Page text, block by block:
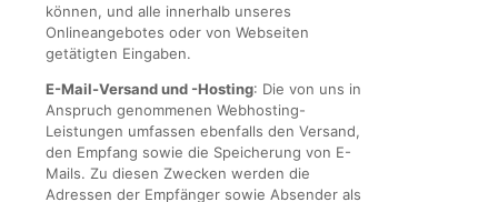
können, und alle innerhalb unseres
Onlineangebotes oder von Webseiten
getätigten Eingaben.
E-Mail-Versand und -Hosting: Die von uns in
Anspruch genommenen Webhosting-
Leistungen umfassen ebenfalls den Versand,
den Empfang sowie die Speicherung von E-
Mails. Zu diesen Zwecken werden die
Adressen der Empfänger sowie Absender als